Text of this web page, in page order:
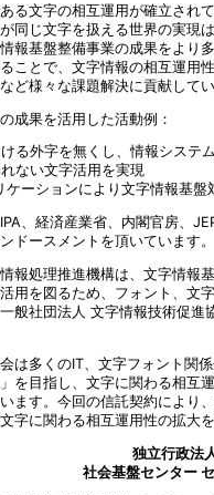
る文字の相互運用が確立され
同じ文字を扱える世界の実現
報基盤整備事業の成果をより
ことで、文字情報の相互運用
ど様々な課題解決に貢献してい
成果を活用した活動例：
る外字を無くし、情報システ
ない文字活用を実現
ケーションにより文字情報基盤
、経済産業省、内閣官房、
ドースメントを頂いています。
報処理推進機構は、文字情報
用を図るため、フォント、文
般社団法人 文字情報技術促進
は多くのIT、文字フォント関
を目指し、文字に関わる相互
ます。今回の信託契約により
字に関わる相互運用性の拡大
独立行政法
社会基盤センター